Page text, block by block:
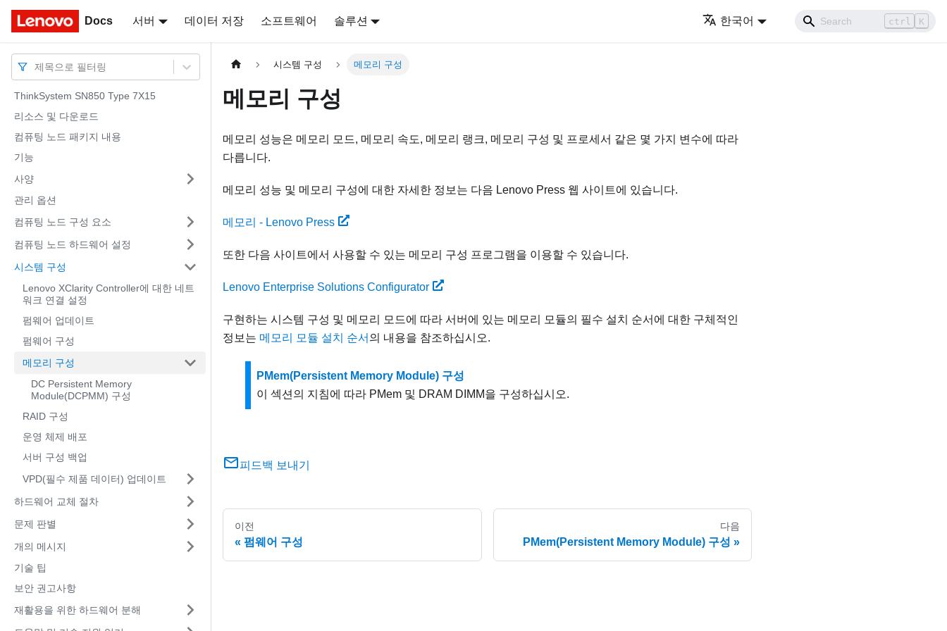
Docs 서버 데이터 저장 소프트웨어 솔루션 한국어 ctrl K
Docs
제목으로 필터링
ThinkSystem SN850 Type 7X15
리소스 및 다운로드
컴퓨팅 노드 패키지 내용
기능
사양
관리 옵션
컴퓨팅 노드 구성 요소
컴퓨팅 노드 하드웨어 설정
시스템 구성
Lenovo XClarity Controller에 대한 네트
워크 연결 설정
펌웨어 업데이트
펌웨어 구성
메모리 구성
DC Persistent Memory
Module(DCPMM) 구성
RAID 구성
운영 체제 배포
서버 구성 백업
VPD(필수 제품 데이터) 업데이트
하드웨어 교체 절차
문제 판별
개의 메시지
기술 팁
보안 권고사항
재활용을 위한 하드웨어 분해
시스템 구성 메모리 구성
메모리 구성
메모리 성능은 메모리 모드, 메모리 속도, 메모리 랭크, 메모리 구성 및 프로세서 같은 몇 가지 변수에 따라
다릅니다.
메모리 성능 및 메모리 구성에 대한 자세한 정보는 다음 Lenovo Press 웹 사이트에 있습니다.
메모리 - Lenovo Press
또한 다음 사이트에서 사용할 수 있는 메모리 구성 프로그램을 이용할 수 있습니다.
Lenovo Enterprise Solutions Configurator
구현하는 시스템 구성 및 메모리 모드에 따라 서버에 있는 메모리 모듈의 필수 설치 순서에 대한 구체적인
정보는 메모리 모듈 설치 순서 의 내용을 참조하십시오.
PMem(Persistent Memory Module) 구성
이 섹션의 지침에 따라 PMem 및 DRAM DIMM을 구성하십시오.
피드백 보내기
이전
펌웨어 구성
다음
PMem(Persistent Memory Module) 구성